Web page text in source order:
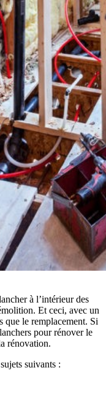
à l’intérieur des
Et ceci, avec un
que le remplacement. Si
pour rénover le
rénovation.
suivants :